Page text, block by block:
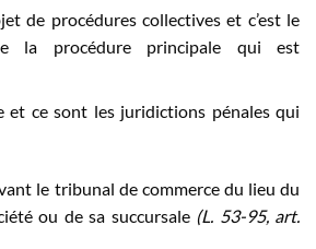
de procédures collectives et c’est le
la procédure principale qui est
et ce sont les juridictions pénales qui
le tribunal de commerce du lieu du
ou de sa succursale (L. 53-95, art.